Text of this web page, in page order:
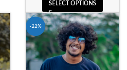
SELECT OPTIONS
-22%